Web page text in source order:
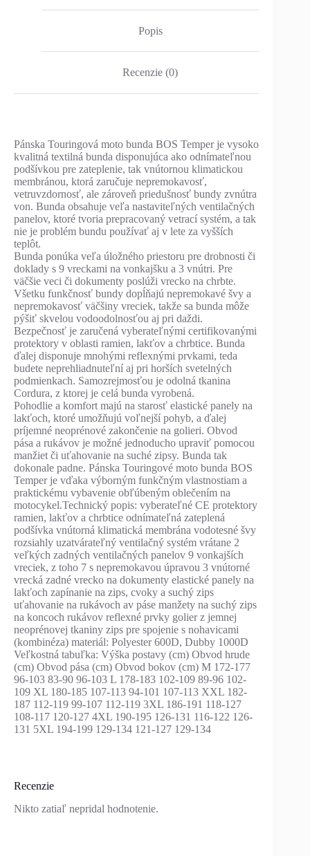
Popis
Recenzie (0)
Pánska Touringová moto bunda BOS Temper je vysoko
kvalitná textilná bunda disponujúca ako odnímateľnou
podšívkou pre zateplenie, tak vnútornou klimatickou
membránou, ktorá zaručuje nepremokavosť,
vetruvzdornosť, ale zároveň priedušnosť bundy zvnútra
von. Bunda obsahuje veľa nastaviteľných ventilačných
panelov, ktoré tvoria prepracovaný vetrací systém, a tak
nie je problém bundu používať aj v lete za vyšších
teplôt.
Bunda ponúka veľa úložného priestoru pre drobnosti či
doklady s 9 vreckami na vonkajšku a 3 vnútri. Pre
väčšie veci či dokumenty poslúži vrecko na chrbte.
Všetku funkčnosť bundy dopĺňajú nepremokavé švy a
nepremokavosť väčšiny vreciek, takže sa bunda môže
pýšiť skvelou vodoodolnosťou aj pri daždi.
Bezpečnosť je zaručená vyberateľnými certifikovanými
protektory v oblasti ramien, lakťov a chrbtice. Bunda
ďalej disponuje mnohými reflexnými prvkami, teda
budete neprehliadnuteľní aj pri horších svetelných
podmienkach. Samozrejmosťou je odolná tkanina
Cordura, z ktorej je celá bunda vyrobená.
Pohodlie a komfort majú na starosť elastické panely na
lakťoch, ktoré umožňujú voľnejší pohyb, a ďalej
príjemné neoprénové zakončenie na golieri. Obvod
pása a rukávov je možné jednoducho upraviť pomocou
manžiet či uťahovanie na suché zipsy. Bunda tak
dokonale padne. Pánska Touringové moto bunda BOS
Temper je vďaka výborným funkčným vlastnostiam a
praktickému vybavenie obľúbeným oblečením na
motocykel.Technický popis: vyberateľné CE protektory
ramien, lakťov a chrbtice odnímateľná zateplená
podšívka vnútorná klimatická membrána vodotesné švy
rozsiahly uzatvárateľný ventilačný systém vrátane 2
veľkých zadných ventilačných panelov 9 vonkajších
vreciek, z toho 7 s nepremokavou úpravou 3 vnútorné
vrecká zadné vrecko na dokumenty elastické panely na
lakťoch zapínanie na zips, cvoky a suchý zips
uťahovanie na rukávoch av páse manžety na suchý zips
na koncoch rukávov reflexné prvky golier z jemnej
neoprénovej tkaniny zips pre spojenie s nohavicami
(kombinéza) materiál: Polyester 600D, Dubby 1000D
Veľkostná tabuľka: Výška postavy (cm) Obvod hrude
(cm) Obvod pása (cm) Obvod bokov (cm) M 172-177
96-103 83-90 96-103 L 178-183 102-109 89-96 102-
109 XL 180-185 107-113 94-101 107-113 XXL 182-
187 112-119 99-107 112-119 3XL 186-191 118-127
108-117 120-127 4XL 190-195 126-131 116-122 126-
131 5XL 194-199 129-134 121-127 129-134
Recenzie
Nikto zatiaľ nepridal hodnotenie.